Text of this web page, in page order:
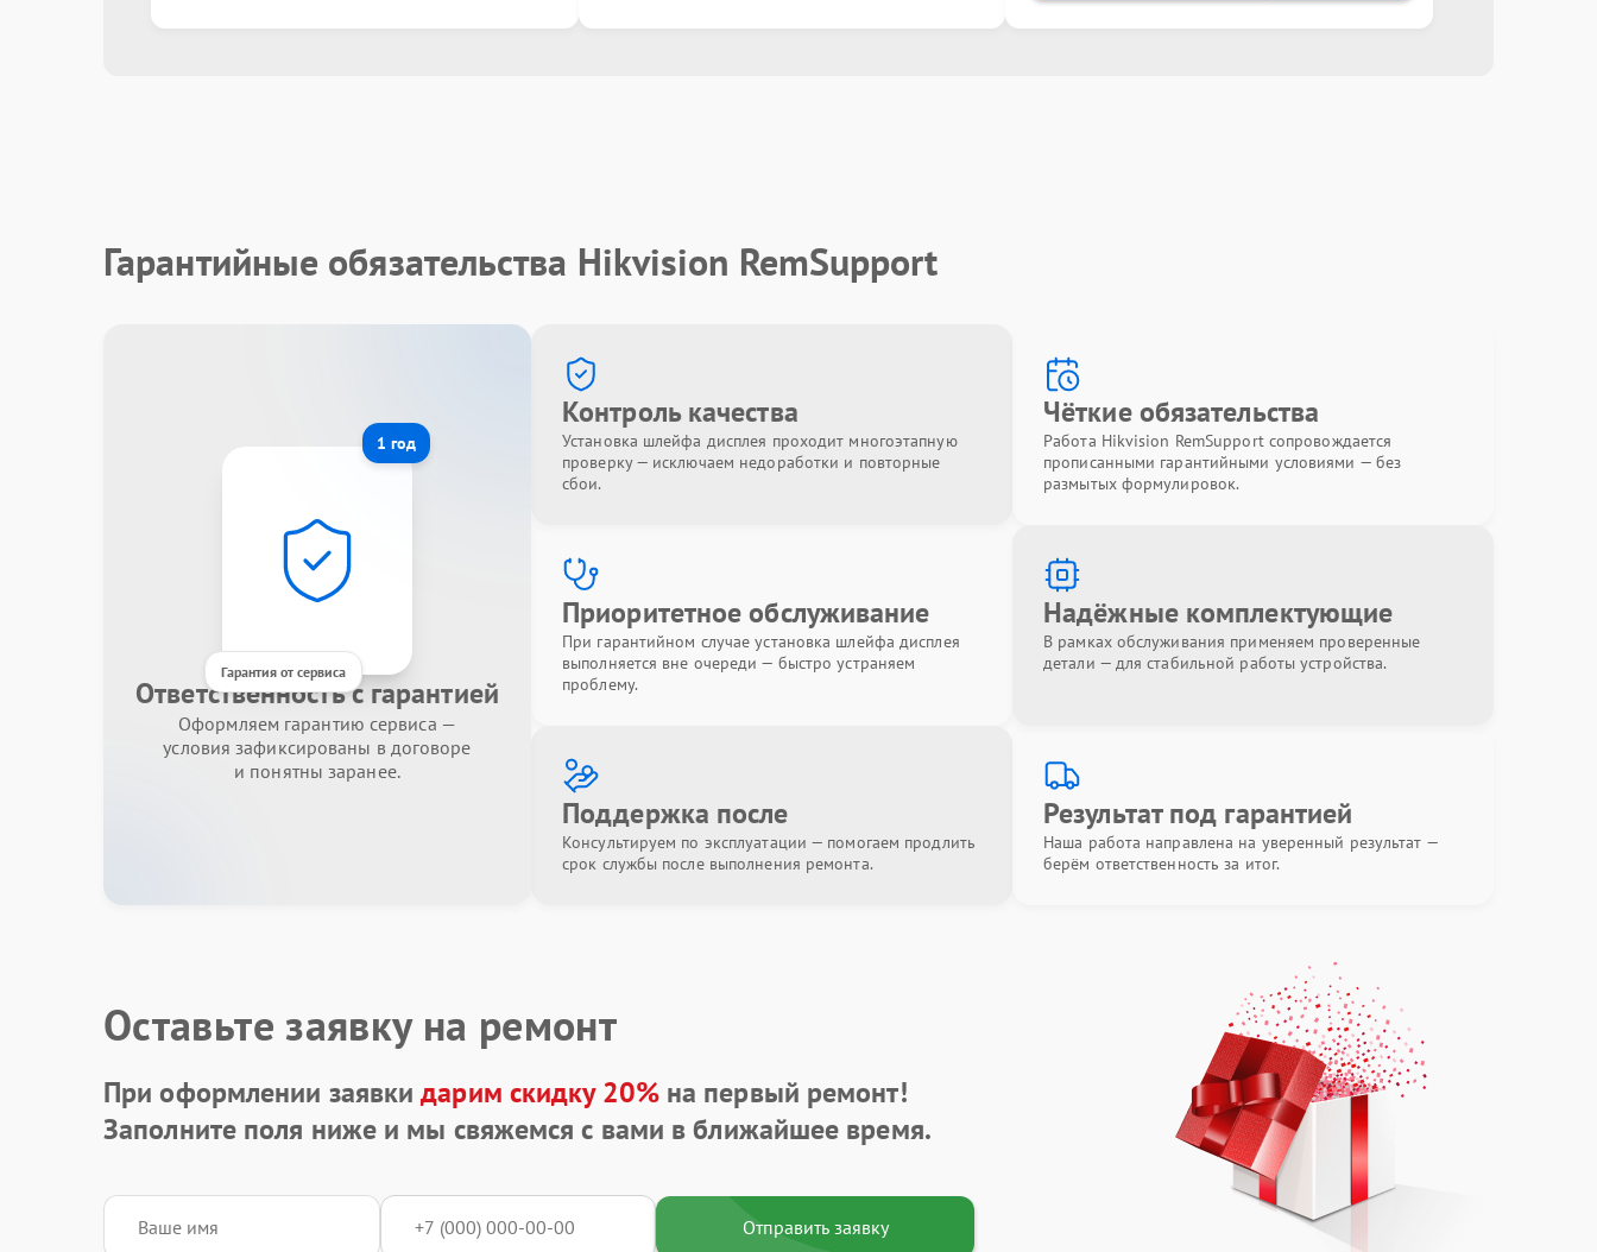
Гарантийные обязательства Hikvision RemSupport
1 год
Гарантия от сервиса
Ответственность с гарантией
Оформляем гарантию сервиса —
условия зафиксированы в договоре
и понятны заранее.
Контроль качества
Установка шлейфа дисплея проходит многоэтапную
проверку — исключаем недоработки и повторные
сбои.
Чёткие обязательства
Работа Hikvision RemSupport сопровождается
прописанными гарантийными условиями — без
размытых формулировок.
Приоритетное обслуживание
При гарантийном случае установка шлейфа дисплея
выполняется вне очереди — быстро устраняем
проблему.
Надёжные комплектующие
В рамках обслуживания применяем проверенные
детали — для стабильной работы устройства.
Поддержка после
Консультируем по эксплуатации — помогаем продлить
срок службы после выполнения ремонта.
Результат под гарантией
Наша работа направлена на уверенный результат —
берём ответственность за итог.
Оставьте заявку на ремонт
При оформлении заявкидарим скидку 20%на первый ремонт!
Заполните поля ниже и мы свяжемся с вами в ближайшее время.
Отправить заявку